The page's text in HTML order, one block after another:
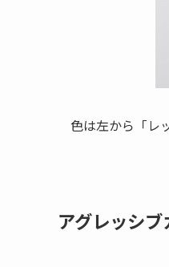
色は左から「レ
アグレッシ